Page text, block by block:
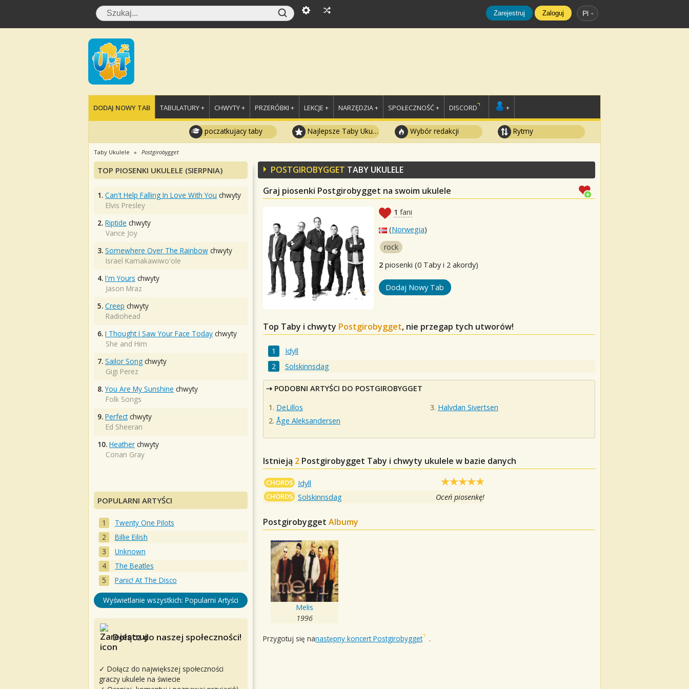
Zarejestruj Zaloguj Pl
DODAJ NOWY TAB TABULATURY + CHWYTY + PRZERÓBKI + LEKCJE + NARZĘDZIA + SPOŁECZNOŚĆ + DISCORD +
poczatkujacy taby Najlepsze Taby Ukulele Wybór redakcji Rytmy
Taby Ukulele Postgirobygget
POSTGIROBYGGET TABY UKULELE
Graj piosenki Postgirobygget na swoim ukulele
1 fani
(Norwegia)
rock
2 piosenki (0 Taby i 2 akordy)
Dodaj Nowy Tab
Top Taby i chwyty Postgirobygget, nie przegap tych utworów!
Idyll
Solskinnsdag
PODOBNI ARTYŚCI DO POSTGIROBYGGET
DeLillos
Åge Aleksandersen
Halvdan Sivertsen
Istnieją 2 Postgirobygget Taby i chwyty ukulele w bazie danych
CHORDS Idyll
CHORDS Solskinnsdag Oceń piosenkę!
Postgirobygget Albumy
Melis
1996
Przygotuj się nanastępny koncert Postgirobygget .
TOP PIOSENKI UKULELE (SIERPNIA)
1. Can't Help Falling In Love With You chwyty
Elvis Presley
2. Riptide chwyty
Vance Joy
3. Somewhere Over The Rainbow chwyty
Israel Kamakawiwo'ole
4. I'm Yours chwyty
Jason Mraz
5. Creep chwyty
Radiohead
6. I Thought I Saw Your Face Today chwyty
She and Him
7. Sailor Song chwyty
Gigi Perez
8. You Are My Sunshine chwyty
Folk Songs
9. Perfectchwyty
Ed Sheeran
10. Heather chwyty
Conan Gray
POPULARNI ARTYŚCI
Twenty One Pilots
Billie Eilish
Unknown
The Beatles
Panic! At The Disco
Wyświetlanie wszystkich: Popularni Artyści
Dołącz do naszej społeczności!
✓ Dołącz do największej społeczności
graczy ukulele na świecie